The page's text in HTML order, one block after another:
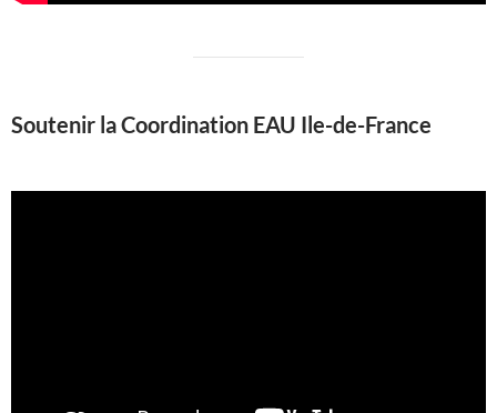
Soutenir la Coordination EAU Ile-de-France